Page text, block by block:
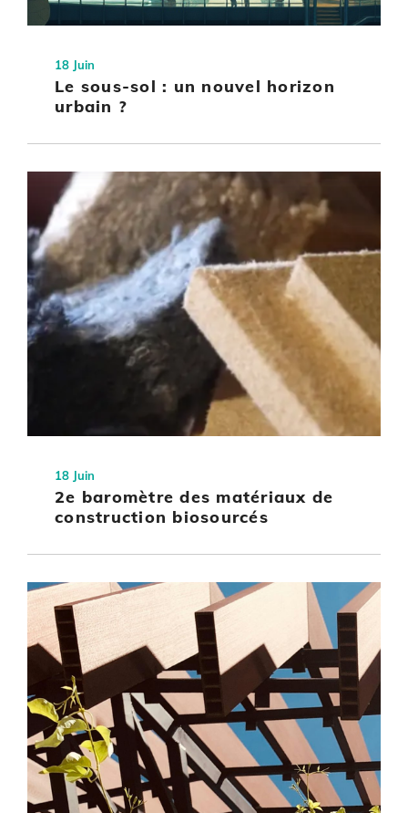
18 Juin
Le sous-sol : un nouvel horizon
urbain ?
18 Juin
2e baromètre des matériaux de
construction biosourcés